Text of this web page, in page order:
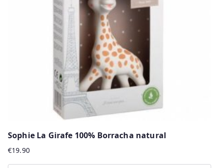
Sophie La Girafe 100% Borracha natural
€19.90